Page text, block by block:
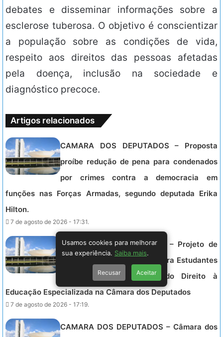
debates e disseminar informações sobre a
esclerose tuberosa. O objetivo é conscientizar
a população sobre as condições de vida,
respeito aos direitos das pessoas afetadas
pela doença, inclusão na sociedade e
diagnóstico precoce.
Artigos relacionados
CAMARA DOS DEPUTADOS – Proposta
proíbe redução de pena para condenados
por crimes contra a democracia em
funções nas Forças Armadas, segundo deputada Erika
Hilton.
7 de agosto de 2026 - 17:31.
CAMARA DOS DEPUTADOS – Projeto de
Lei Inova Inclusão Escolar para Estudantes
com Deficiência, Garantindo Direito à
Educação Especializada na Câmara dos Deputados
7 de agosto de 2026 - 17:19.
CAMARA DOS DEPUTADOS – Câmara dos
Usamos cookies para melhorar
sua experiência. Saiba mais
Recusar Aceitar